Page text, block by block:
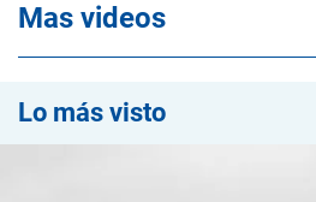
Mas videos
Lo más visto